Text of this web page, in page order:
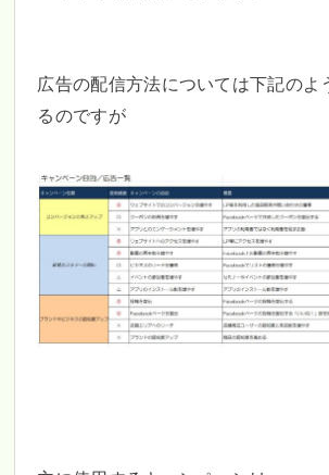
広告の配信方法については下記のよ
るのですが